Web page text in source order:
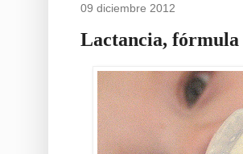
09 diciembre 2012
Lactancia, fórmula